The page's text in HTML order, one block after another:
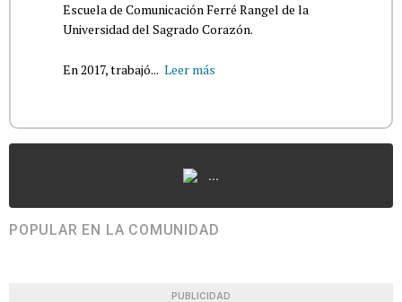
Escuela de Comunicación Ferré Rangel de la
Universidad del Sagrado Corazón.
En 2017, trabajó... Leer más
...
POPULAR EN LA COMUNIDAD
PUBLICIDAD